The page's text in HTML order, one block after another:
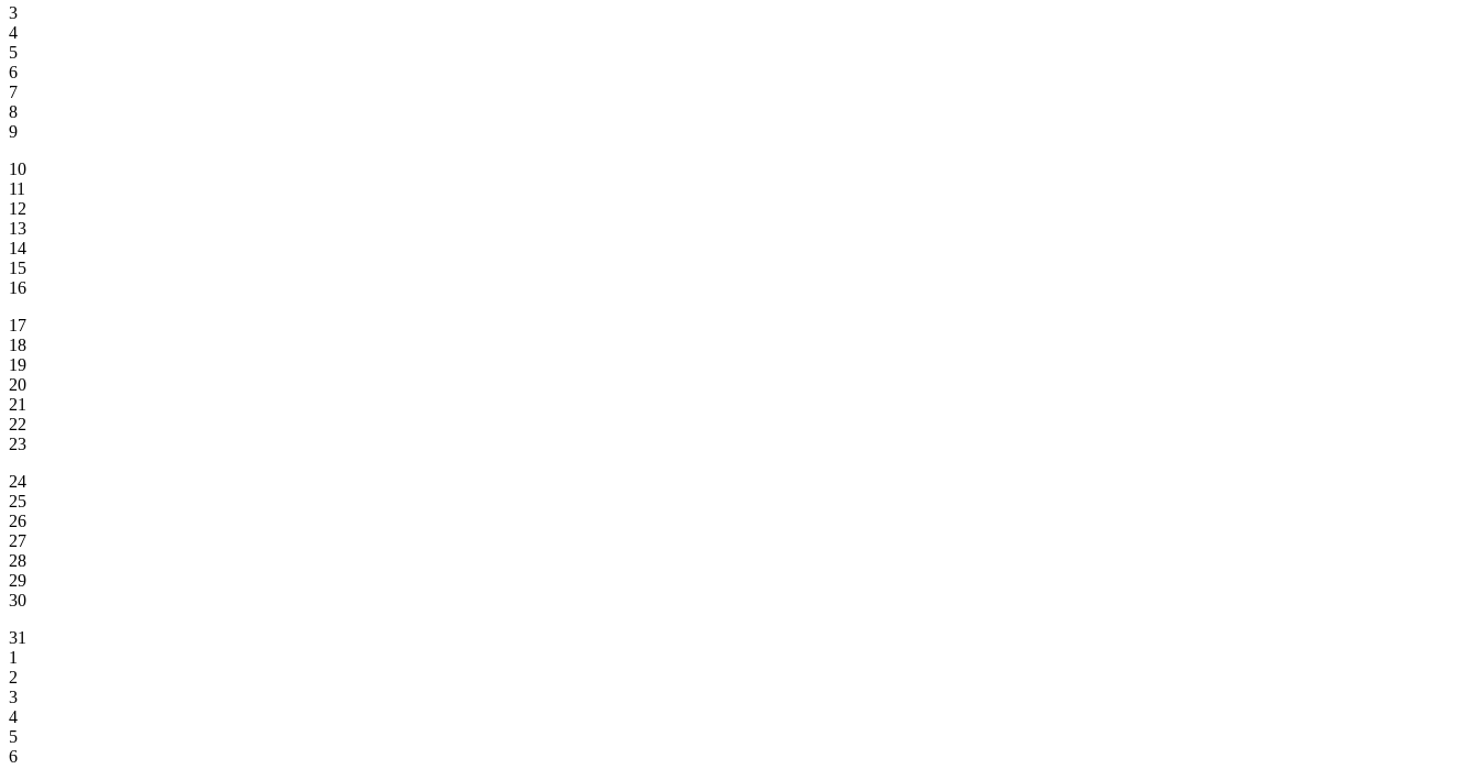
3
4
5
6
7
8
9
10
11
12
13
14
15
16
17
18
19
20
21
22
23
24
25
26
27
28
29
30
31
1
2
3
4
5
6